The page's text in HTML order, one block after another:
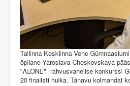
Tallinna Kesklinna Vene
õpilane Yaroslava Cheskovskaya
"ALONE" rahvusvahelise konkurssi
20 finalisti hulka. Tänavu kolmandat